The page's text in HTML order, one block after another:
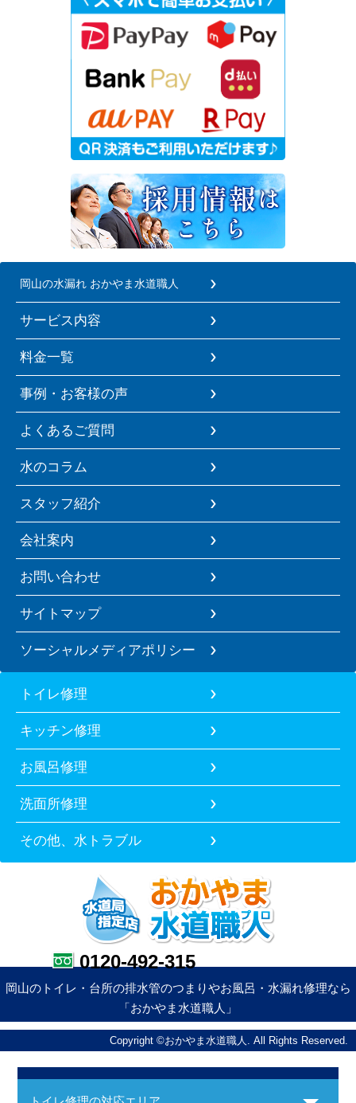
岡山の水漏れ おかやま水道職人
サービス内容
料金一覧
事例・お客様の声
よくあるご質問
水のコラム
スタッフ紹介
会社案内
お問い合わせ
サイトマップ
ソーシャルメディアポリシー
トイレ修理
キッチン修理
お風呂修理
洗面所修理
その他、水トラブル
0120-492-315
岡山のトイレ・台所の排水管のつまりやお風呂・水漏れ修理なら
「おかやま水道職人」
Copyright ©おかやま水道職人. All Rights Reserved.